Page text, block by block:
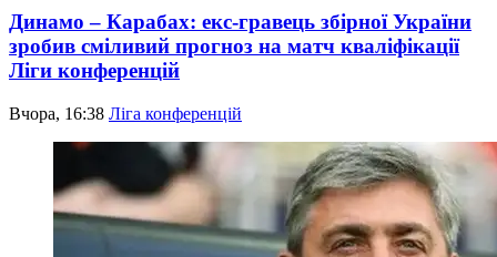
Динамо – Карабах: екс-гравець збірної України
зробив сміливий прогноз на матч кваліфікації
Ліги конференцій
Вчора, 16:38 Ліга конференцій